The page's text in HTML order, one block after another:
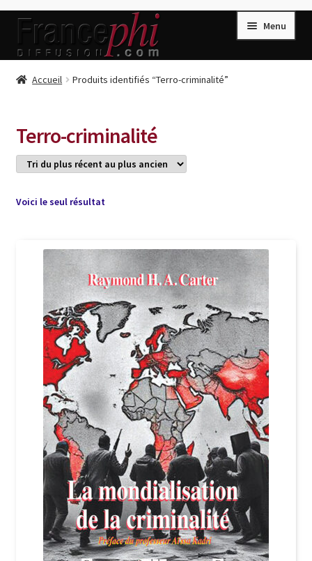
Aller
la
Aller
contenu
Menu
Accueil
Conditions de Vente
Connection
Listes d’Envies
Livres de Peter Randa
Livres de Philippe Randa
Login Customizer
Newsletter
Nous Contacter
Panier
Politique de confidentialité et cookies
Qui sommes-nous ?
Soutien à Philippe Randa
Suivi de la Commande
Accueil Produits identifiés “Terro-criminalité”
Terro-criminalité
Voici le seul résultat